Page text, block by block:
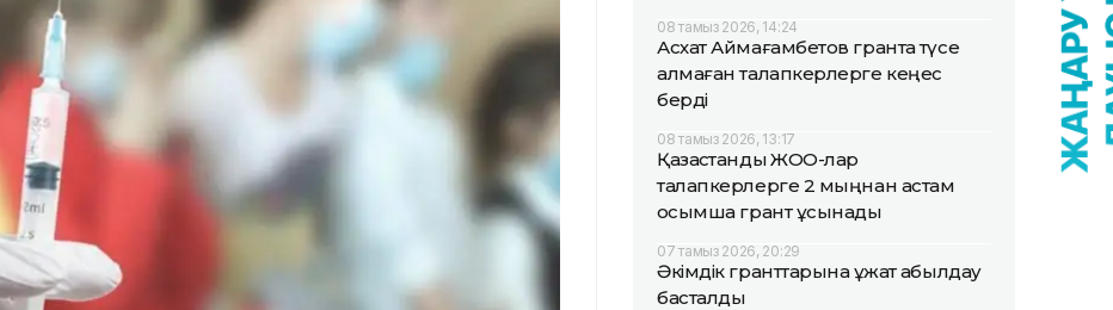
08 тамыз 2026, 14:24
Асхат Аймағамбетов грантқа түсе
алмаған талапкерлерге кеңес
берді
08 тамыз 2026, 13:17
Қазақстандық ЖОО-лар
талапкерлерге 2 мыңнан астам
қосымша грант ұсынады
07 тамыз 2026, 20:29
Әкімдік гранттарына құжат қабылдау
басталды